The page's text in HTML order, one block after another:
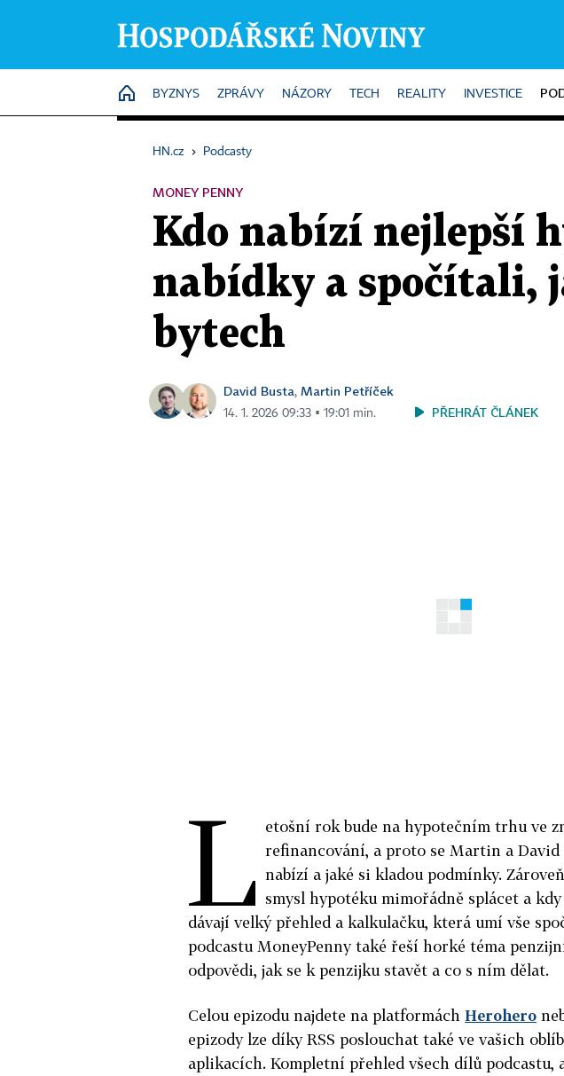
HOME
BYZNYS ZPRÁVY NÁZORY TECH REALITY INVESTICE
HN.cz › Podcasty
MONEY PENNY
Kdo nabízí nejlepší
nabídky a spočítali,
bytech
David Busta, Martin Petříček
14. 1. 2026 09:33 ▪ 19:01 min. PŘEHRÁT ČLÁNEK
L etošní rok bude na hypotečním trhu ve
refinancování, a proto se Martin a David
nabízí a jaké si kladou podmínky.
smysl hypotéku mimořádně splácet a
dávají velký přehled a kalkulačku, která umí vše
podcastu MoneyPenny také řeší horké téma
odpovědi, jak se k penzijku stavět a co s ním dělat.
Celou epizodu najdete na platformách Herohero
epizody lze díky RSS poslouchat také ve vašich
aplikacích. Kompletní přehled všech dílů podcastu,